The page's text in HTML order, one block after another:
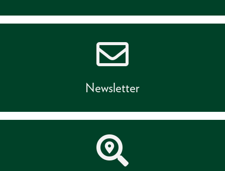
Newsletter